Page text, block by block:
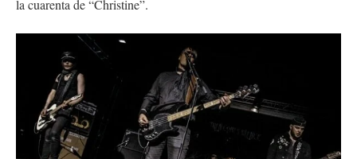
la cuarenta de “Christine”.